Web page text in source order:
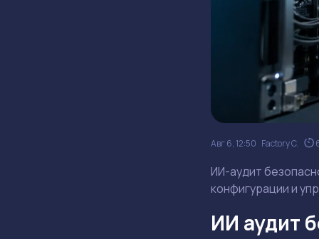
Авг 6, 12:50 Factory C.
ИИ-аудит
конфигурации и
ИИ аудит